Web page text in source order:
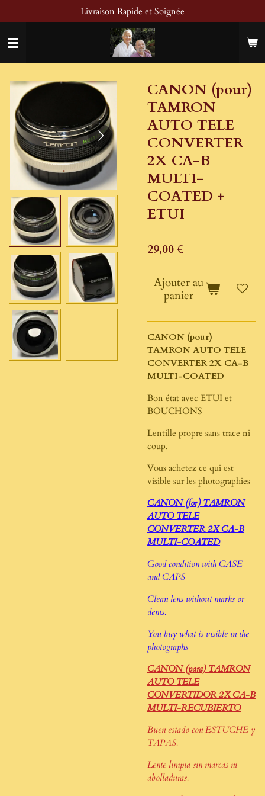
au
contenu
principal
Livraison Rapide et Soignée
CANON (pour)
TAMRON
AUTO TELE
CONVERTER
2X CA-B
MULTI-
COATED +
ETUI
29,00 €
Ajouter au
panier
CANON (pour)
TAMRON AUTO TELE
CONVERTER 2X CA-B
MULTI-COATED
Bon état avec ETUI et
BOUCHONS
Lentille propre sans trace ni
coup.
Vous achetez ce qui est
visible sur les photographies
CANON (for) TAMRON
AUTO TELE
CONVERTER 2X CA-B
MULTI-COATED
Good condition with CASE
and CAPS
Clean lens without marks or
dents.
You buy what is visible in the
photographs
CANON (para) TAMRON
AUTO TELE
CONVERTIDOR 2X CA-B
MULTI-RECUBIERTO
Buen estado con ESTUCHE y
TAPAS.
Lente limpia sin marcas ni
abolladuras.